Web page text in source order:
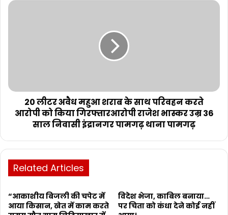
20 लीटर अवैध महुआ शराब के साथ परिवहन करते
आरोपी को किया गिरफ्तारआरोपी राजेश भास्कर उम्र 36
साल निवासी इंद्रानगर पामगढ़ थाना पामगढ़
Related Articles
“आकाशीय बिजली की चपेट में
आया किसान, खेत में काम करते
विदेश भेजा, काबिल बनाया…
पर चिता को कंधा देने कोई नहीं